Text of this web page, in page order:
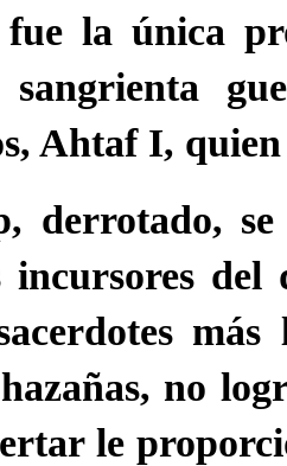
la única
Ahtaf I,
derrotado,
incursores del
no
le